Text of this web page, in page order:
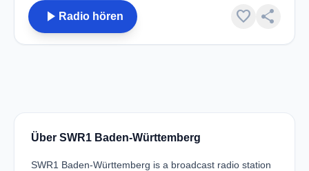
play_arrow Radio hören favorite share
Über SWR1 Baden-Württemberg
SWR1 Baden-Württemberg is a broadcast radio station